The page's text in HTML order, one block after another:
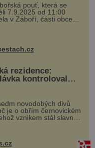
pouť, která se
7.9.2025 od 11:00
v Záboří, části obce
V programu naleznete
prohlídku kostela,
rezidence:
kontroloval
novodobých divů
je o obřím černovickém
vznikem stál slavný
Josef Hlávka. Ten si
záležet. Jeho
by při ...